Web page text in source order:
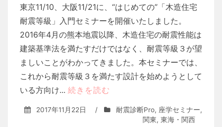
東京11/10、大阪11/21に、“はじめての”「木造住宅
耐震等級」入門セミナーを開催いたしました。
2016年4月の熊本地震以降、木造住宅の耐震性能は
建築基準法を満たすだけではなく、耐震等級３が望
ましいことがわかってきました。本セミナーでは、
これから耐震等級３を満たす設計を始めようとして
いる方向け... 続きを読む
2017年11月22日 / 耐震診断Pro, 座学セミナー,
関東,東海・関西